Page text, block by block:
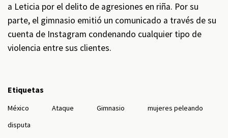
a Leticia por el delito de agresiones en riña. Por su
parte, el gimnasio emitió un comunicado a través de su
cuenta de Instagram condenando cualquier tipo de
violencia entre sus clientes.
Etiquetas
México Ataque Gimnasio
mujeres peleando
disputa